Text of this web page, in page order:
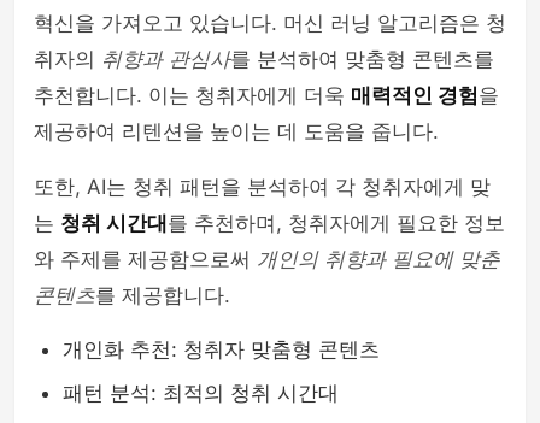
혁신을 가져오고 있습니다. 머신 러닝 알고리즘은 청
취자의 취향과 관심사를 분석하여 맞춤형 콘텐츠를
추천합니다. 이는 청취자에게 더욱 매력적인 경험을
제공하여 리텐션을 높이는 데 도움을 줍니다.
또한, AI는 청취 패턴을 분석하여 각 청취자에게 맞
는 청취 시간대 를 추천하며, 청취자에게 필요한 정보
와 주제를 제공함으로써 개인의 취향과 필요에 맞춘
콘텐츠를 제공합니다.
개인화 추천: 청취자 맞춤형 콘텐츠
패턴 분석: 최적의 청취 시간대